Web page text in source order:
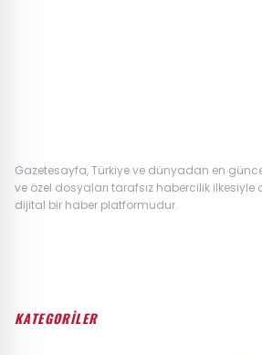
Gazetesayfa, Türkiye ve dünyadan en
ve özel dosyaları tarafsız habercilik
dijital bir haber platformudur.
KATEGORİLER